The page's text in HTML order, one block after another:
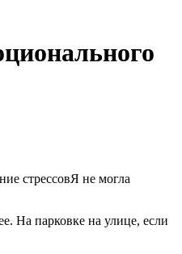
Я не могла
На парковке на улице, если